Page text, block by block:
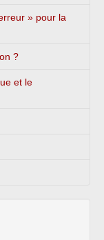
» pour la
?
et le